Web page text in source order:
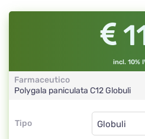
incl. 10%
Farmaceutico
Polygala paniculata C12Globuli
Tipo
Tipo